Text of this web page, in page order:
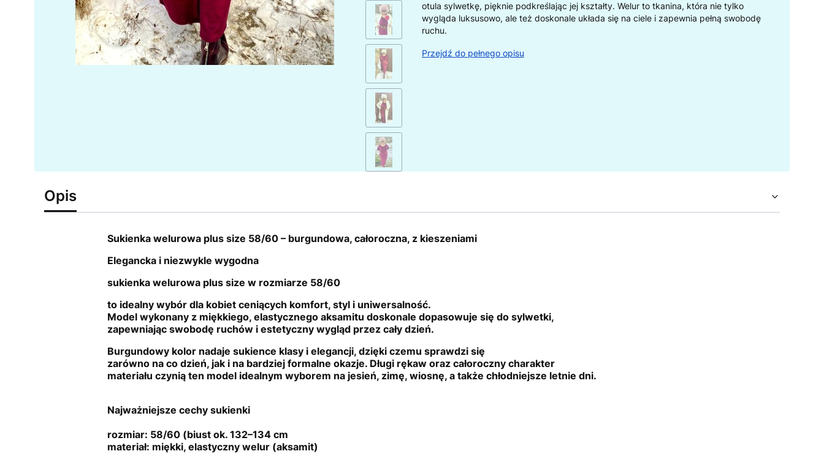
otula sylwetkę, pięknie podkreślając jej kształty. Welur to tkanina, która nie tylko
wygląda luksusowo, ale też doskonale układa się na ciele i zapewnia pełną swobodę
ruchu.
Przejdź do pełnego opisu
Opis
Sukienka welurowa plus size 58/60 – burgundowa, całoroczna, z kieszeniami
Elegancka i niezwykle wygodna
sukienka welurowa plus size w rozmiarze 58/60
to idealny wybór dla kobiet ceniących komfort, styl i uniwersalność.
Model wykonany z miękkiego, elastycznego aksamitu doskonale dopasowuje się do sylwetki,
zapewniając swobodę ruchów i estetyczny wygląd przez cały dzień.
Burgundowy kolor nadaje sukience klasy i elegancji, dzięki czemu sprawdzi się
zarówno na co dzień, jak i na bardziej formalne okazje. Długi rękaw oraz całoroczny charakter
materiału czynią ten model idealnym wyborem na jesień, zimę, wiosnę, a także chłodniejsze letnie dni.
Najważniejsze cechy sukienki
rozmiar: 58/60 (biust ok. 132–134 cm
materiał: miękki, elastyczny welur (aksamit)